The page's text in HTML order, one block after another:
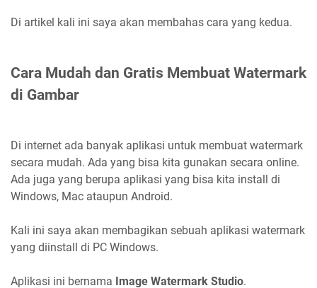
Di artikel kali ini saya akan membahas cara yang kedua.
Cara Mudah dan Gratis Membuat Watermark
di Gambar
Di internet ada banyak aplikasi untuk membuat watermark
secara mudah. Ada yang bisa kita gunakan secara online.
Ada juga yang berupa aplikasi yang bisa kita install di
Windows, Mac ataupun Android.
Kali ini saya akan membagikan sebuah aplikasi watermark
yang diinstall di PC Windows.
Aplikasi ini bernama Image Watermark Studio.